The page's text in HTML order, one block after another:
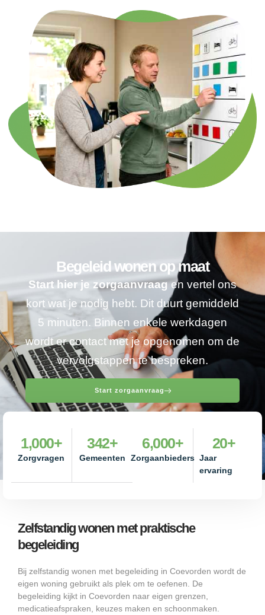
Begeleid wonen op maat
Start hier je zorgaanvraagen vertel ons
kort wat je nodig hebt. Dit duurt gemiddeld
5 minuten. Binnen enkele werkdagen
wordt er contact met je opgenomen om de
vervolgstappen te bespreken.
Start zorgaanvraag
Zorgvragen
1,000+
Gemeenten
342+
Zorgaanbieders
6,000+
Jaar
ervaring
20+
Zelfstandig wonen met praktische
begeleiding
Bij zelfstandig wonen met begeleiding in Coevorden wordt de
eigen woning gebruikt als plek om te oefenen. De
begeleiding kijkt in Coevorden naar eigen grenzen,
medicatieafspraken, keuzes maken en schoonmaken.